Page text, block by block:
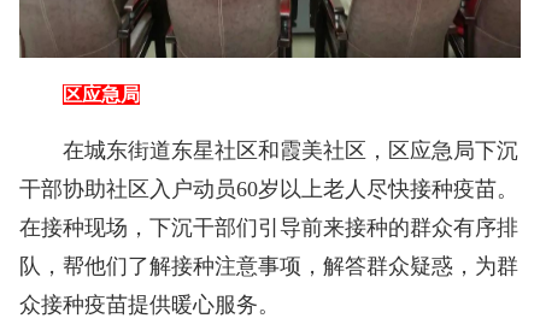
区应急局
在城东街道东星社区和霞美社区，区应急局下沉
干部协助社区入户动员60岁以上老人尽快接种疫苗。
在接种现场，下沉干部们引导前来接种的群众有序排
队，帮他们了解接种注意事项，解答群众疑惑，为群
众接种疫苗提供暖心服务。